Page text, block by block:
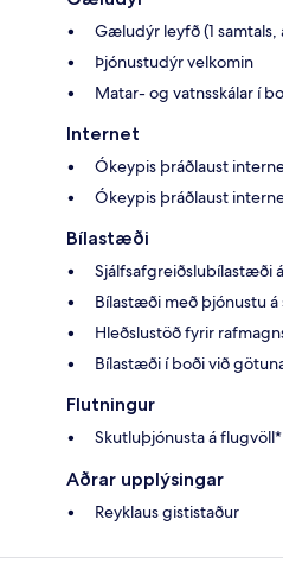
Gæludýr leyfð (1
Þjónustudýr velkomin
Matar- og vatnsskálar í
Internet
Ókeypis þráðlaust
Ókeypis þráðlaust
Bílastæði
Sjálfsafgreiðslubílastæði
Bílastæði með þjónustu
Hleðslustöð fyrir
Bílastæði í boði við
Flutningur
Skutluþjónusta á flugvöll*
Aðrar upplýsingar
Reyklaus gististaður